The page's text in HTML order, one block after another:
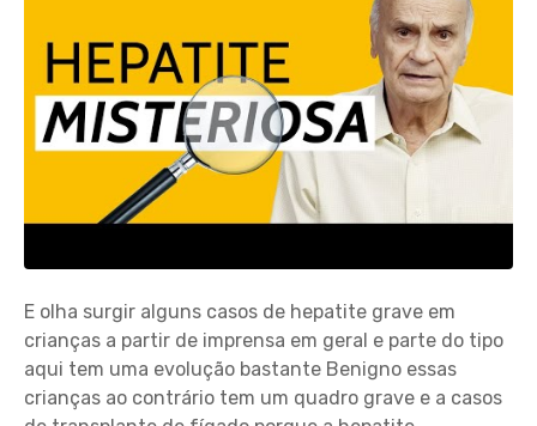
E olha surgir alguns casos de hepatite grave em
crianças a partir de imprensa em geral e parte do tipo
aqui tem uma evolução bastante Benigno essas
crianças ao contrário tem um quadro grave e a casos